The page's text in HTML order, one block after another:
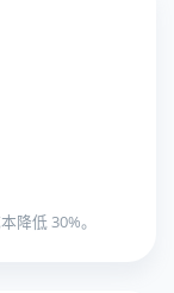
降低 30%。